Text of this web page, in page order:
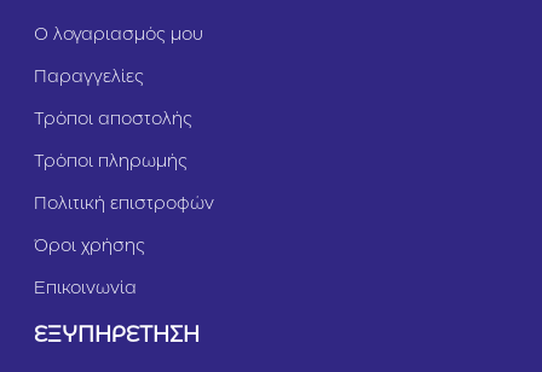
Ο λογαριασμός μου
Παραγγελίες
Τρόποι αποστολής
Τρόποι πληρωμής
Πολιτική επιστροφών
Όροι χρήσης
Επικοινωνία
ΕΞΥΠΗΡΕΤΗΣΗ